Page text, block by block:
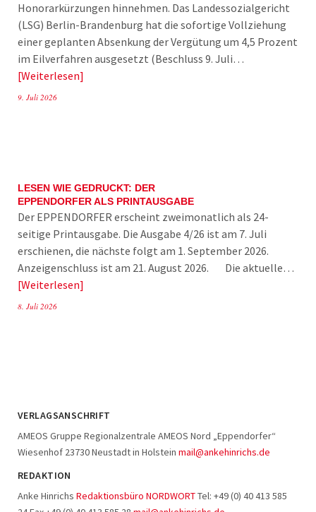
Honorarkürzungen hinnehmen. Das Landessozialgericht
(LSG) Berlin-Brandenburg hat die sofortige Vollziehung
einer geplanten Absenkung der Vergütung um 4,5 Prozent
im Eilverfahren ausgesetzt (Beschluss 9. Juli…
Weiterlesen
9. Juli 2026
LESEN WIE GEDRUCKT: DER
EPPENDORFER ALS PRINTAUSGABE
Der EPPENDORFER erscheint zweimonatlich als 24-
seitige Printausgabe. Die Ausgabe 4/26 ist am 7. Juli
erschienen, die nächste folgt am 1. September 2026.
Anzeigenschluss ist am 21. August 2026. Die aktuelle…
Weiterlesen
8. Juli 2026
VERLAGSANSCHRIFT
AMEOS Gruppe Regionalzentrale AMEOS Nord „Eppendorfer“
Wiesenhof 23730 Neustadt in Holstein mail@ankehinrichs.de
REDAKTION
Anke Hinrichs Redaktionsbüro NORDWORTTel: +49 (0) 40 413 585